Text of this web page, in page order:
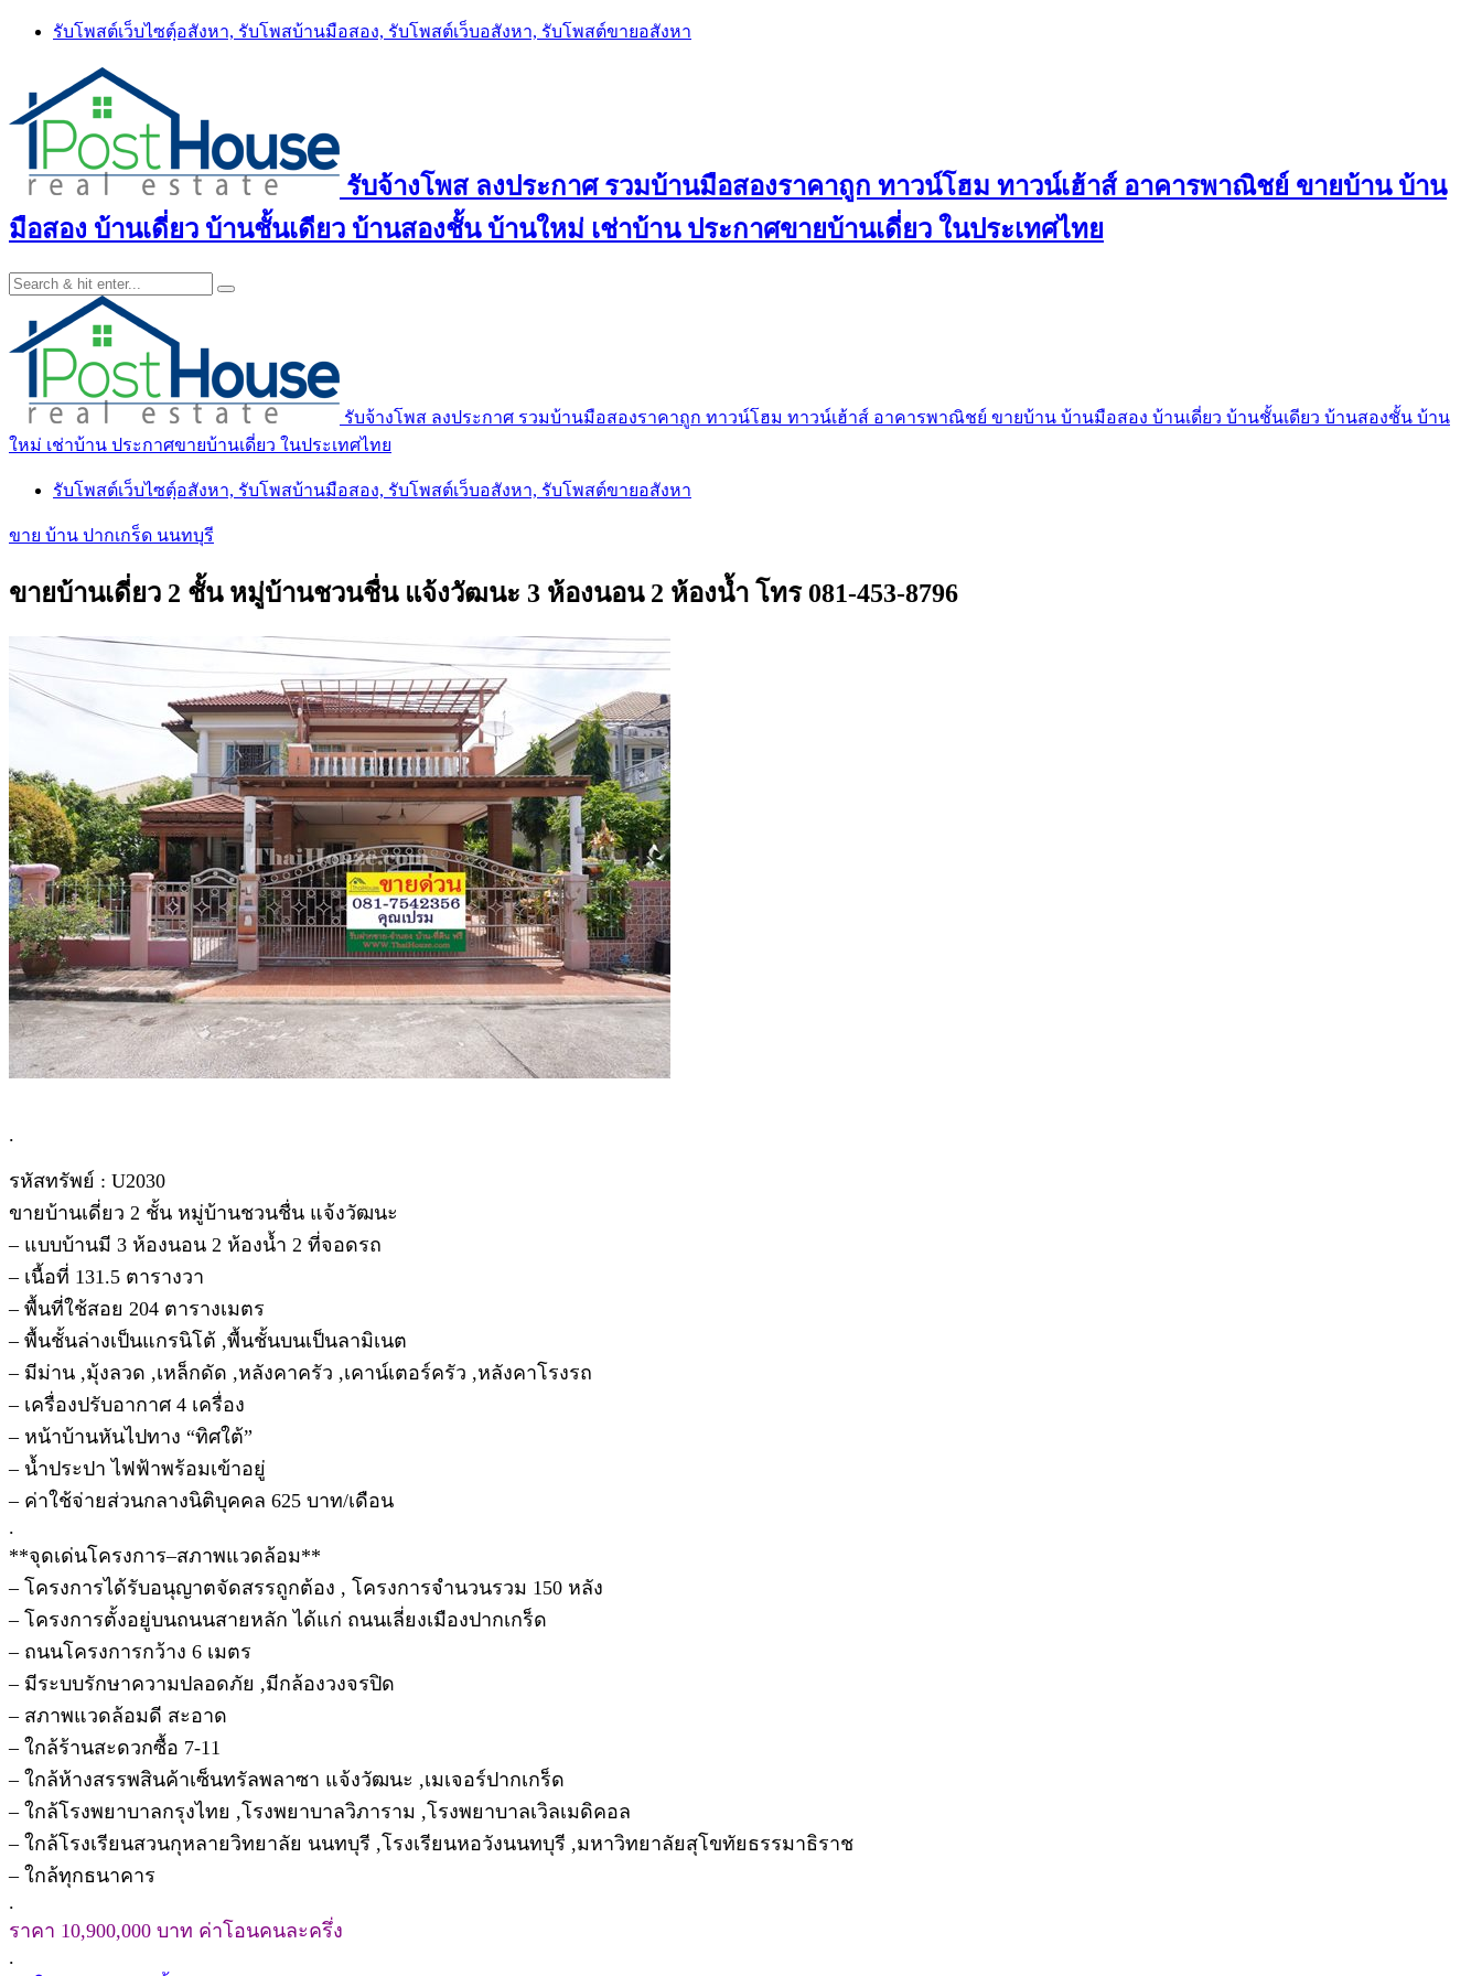
Skip
รับโพสต์เว็บไซตฺ์อสังหา, รับโพสบ้านมือสอง, รับโพสต์เว็บอสังหา, รับโพสต์ขายอสังหา
รับจ้างโพส ลงประกาศ รวมบ้านมือสองราคาถูก ทาวน์โฮม ทาวน์เฮ้าส์ อาคารพาณิชย์ ขายบ้าน บ้าน
มือสอง บ้านเดี่ยว บ้านชั้นเดียว บ้านสองชั้น บ้านใหม่ เช่าบ้าน ประกาศขายบ้านเดี่ยว ในประเทศไทย
รับจ้างโพส ลงประกาศ รวมบ้านมือสองราคาถูก ทาวน์โฮม ทาวน์เฮ้าส์ อาคารพาณิชย์ ขายบ้าน บ้านมือสอง บ้านเดี่ยว บ้านชั้นเดียว บ้านสองชั้น บ้าน
ใหม่ เช่าบ้าน ประกาศขายบ้านเดี่ยว ในประเทศไทย
รับโพสต์เว็บไซตฺ์อสังหา, รับโพสบ้านมือสอง, รับโพสต์เว็บอสังหา, รับโพสต์ขายอสังหา
ขาย บ้าน ปากเกร็ด นนทบุรี
ขายบ้านเดี่ยว 2 ชั้น หมู่บ้านชวนชื่น แจ้งวัฒนะ 3 ห้องนอน 2 ห้องน้ำ โทร 081-453-8796
.
รหัสทรัพย์ : U2030
ขายบ้านเดี่ยว 2 ชั้น หมู่บ้านชวนชื่น แจ้งวัฒนะ
– แบบบ้านมี 3 ห้องนอน 2 ห้องน้ำ 2 ที่จอดรถ
– เนื้อที่ 131.5 ตารางวา
– พื้นที่ใช้สอย 204 ตารางเมตร
– พื้นชั้นล่างเป็นแกรนิโต้ ,พื้นชั้นบนเป็นลามิเนต
– มีม่าน ,มุ้งลวด ,เหล็กดัด ,หลังคาครัว ,เคาน์เตอร์ครัว ,หลังคาโรงรถ
– เครื่องปรับอากาศ 4 เครื่อง
– หน้าบ้านหันไปทาง “ทิศใต้”
– น้ำประปา ไฟฟ้าพร้อมเข้าอยู่
– ค่าใช้จ่ายส่วนกลางนิติบุคคล 625 บาท/เดือน
.
**จุดเด่นโครงการ–สภาพแวดล้อม**
– โครงการได้รับอนุญาตจัดสรรถูกต้อง , โครงการจำนวนรวม 150 หลัง
– โครงการตั้งอยู่บนถนนสายหลัก ได้แก่ ถนนเลี่ยงเมืองปากเกร็ด
– ถนนโครงการกว้าง 6 เมตร
– มีระบบรักษาความปลอดภัย ,มีกล้องวงจรปิด
– สภาพแวดล้อมดี สะอาด
– ใกล้ร้านสะดวกซื้อ 7-11
– ใกล้ห้างสรรพสินค้าเซ็นทรัลพลาซา แจ้งวัฒนะ ,เมเจอร์ปากเกร็ด
– ใกล้โรงพยาบาลกรุงไทย ,โรงพยาบาลวิภาราม ,โรงพยาบาลเวิลเมดิคอล
– ใกล้โรงเรียนสวนกุหลายวิทยาลัย นนทบุรี ,โรงเรียนหอวังนนทบุรี ,มหาวิทยาลัยสุโขทัยธรรมาธิราช
– ใกล้ทุกธนาคาร
.
ราคา 10,900,000 บาท ค่าโอนคนละครึ่ง
.